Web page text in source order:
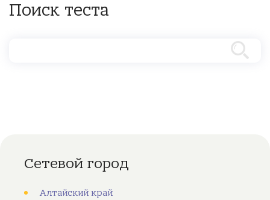
Поиск теста
Сетевой город
Алтайский край